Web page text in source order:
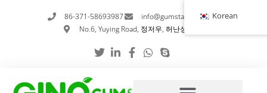
86-371-58693987
info@gumstabilizer.com
No.6, Yuying Road, 정저우, 허난성, 중국
Korean